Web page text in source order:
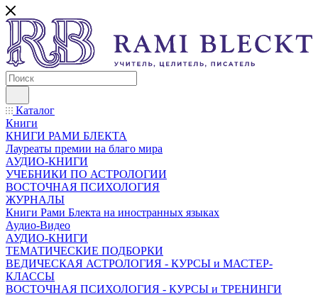
Каталог
Книги
КНИГИ РАМИ БЛЕКТА
Лауреаты премии на благо мира
АУДИО-КНИГИ
УЧЕБНИКИ ПО АСТРОЛОГИИ
ВОСТОЧНАЯ ПСИХОЛОГИЯ
ЖУРНАЛЫ
Книги Рами Блекта на иностранных языках
Аудио-Видео
АУДИО-КНИГИ
ТЕМАТИЧЕСКИЕ ПОДБОРКИ
ВЕДИЧЕСКАЯ АСТРОЛОГИЯ - КУРСЫ и МАСТЕР-
КЛАССЫ
ВОСТОЧНАЯ ПСИХОЛОГИЯ - КУРСЫ и ТРЕНИНГИ